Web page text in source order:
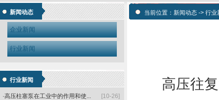
新闻动态
企业新闻
行业新闻
行业新闻
[10-26]
·简述高压往复泵用途及特点
[10-26]
·介绍高压柱塞泵的工作原理和过程
[10-26]
·高压柱塞泵在工业中的作用和使...
当前位置： 新闻动态 -> 行业
高压往